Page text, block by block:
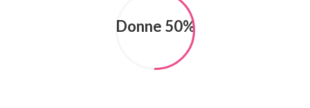
Donne 50%